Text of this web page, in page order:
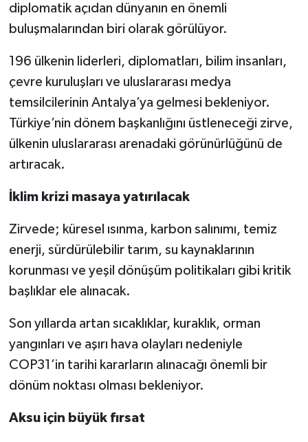
diplomatik açıdan dünyanın en önemli
buluşmalarından biri olarak görülüyor.
196 ülkenin liderleri, diplomatları, bilim insanları,
çevre kuruluşları ve uluslararası medya
temsilcilerinin Antalya’ya gelmesi bekleniyor.
Türkiye’nin dönem başkanlığını üstleneceği zirve,
ülkenin uluslararası arenadaki görünürlüğünü de
artıracak.
İklim krizi masaya yatırılacak
Zirvede; küresel ısınma, karbon salınımı, temiz
enerji, sürdürülebilir tarım, su kaynaklarının
korunması ve yeşil dönüşüm politikaları gibi kritik
başlıklar ele alınacak.
Son yıllarda artan sıcaklıklar, kuraklık, orman
yangınları ve aşırı hava olayları nedeniyle
COP31’in tarihi kararların alınacağı önemli bir
dönüm noktası olması bekleniyor.
Aksu için büyük fırsat